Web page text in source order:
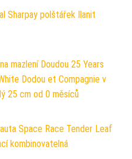
Sharpay polštářek Ilanit
mazlení Doudou 25 Years
Dodou et Compagnie v
25 cm od 0 měsíců
Space Race Tender Leaf
kombinovatelná